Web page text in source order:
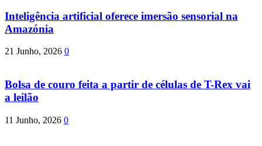
Inteligência artificial oferece imersão sensorial na
Amazónia
21 Junho, 2026 0
Bolsa de couro feita a partir de células de T-Rex vai
a leilão
11 Junho, 2026 0